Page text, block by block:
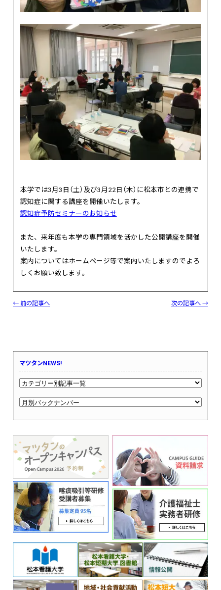
本学では3月3日（土）及び3月22日（木）に松本市との連携で
認知症に関する講座を開催いたします。
認知症予防セミナーのお知らせ
また、来年度も本学の専門領域を活かした公開講座を開催
いたします。
案内についてはホームページ等で案内いたしますのでよろ
しくお願い致します。
← 前の記事へ 次の記事へ →
マツタンNEWS!